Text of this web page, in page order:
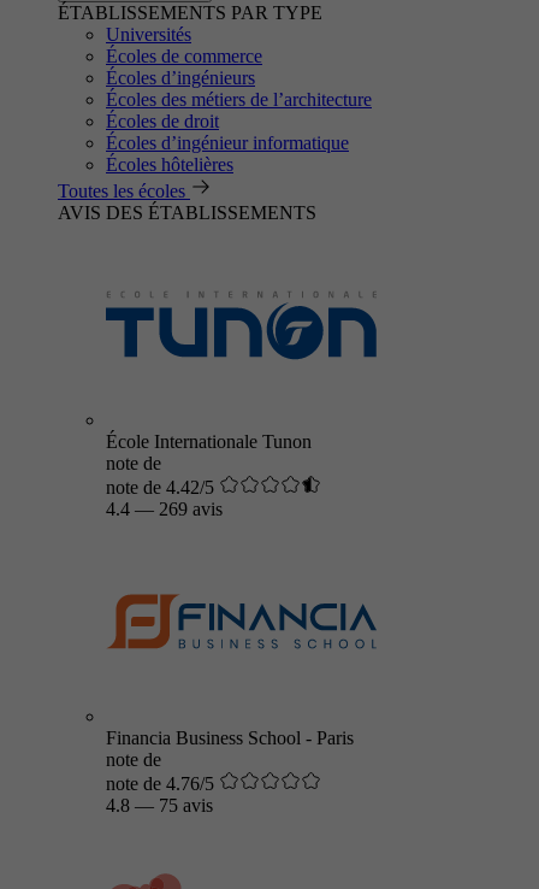
ÉTABLISSEMENTS PAR TYPE
Universités
Écoles de commerce
Écoles d’ingénieurs
Écoles des métiers de l’architecture
Écoles de droit
Écoles d’ingénieur informatique
Écoles hôtelières
Toutes les écoles
AVIS DES ÉTABLISSEMENTS
École Internationale Tunon
note de
note de 4.42/5
4.4 — 269 avis
Financia Business School - Paris
note de
note de 4.76/5
4.8 — 75 avis